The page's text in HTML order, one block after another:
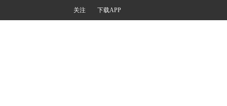
关注 下载APP